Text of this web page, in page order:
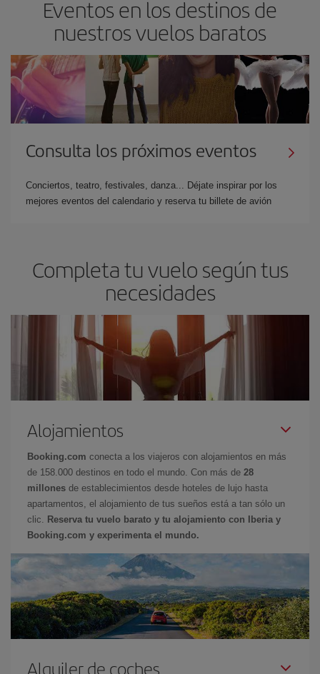
Eventos en los destinos de
nuestros vuelos baratos
Consulta los próximos eventos
Conciertos, teatro, festivales, danza... Déjate inspirar por los
mejores eventos del calendario y reserva tu billete de avión
Completa tu vuelo según tus
necesidades
Alojamientos
Booking.com conecta a los viajeros con alojamientos en más
de 158.000 destinos en todo el mundo. Con más de 28
millones de establecimientos desde hoteles de lujo hasta
apartamentos, el alojamiento de tus sueños está a tan sólo un
clic.
Reserva tu vuelo barato y tu alojamiento con Iberia y
Booking.com y experimenta el mundo.
Alquiler de coches